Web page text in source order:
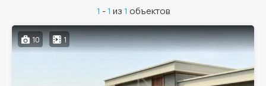
1 -1 из1 объектов
10 1